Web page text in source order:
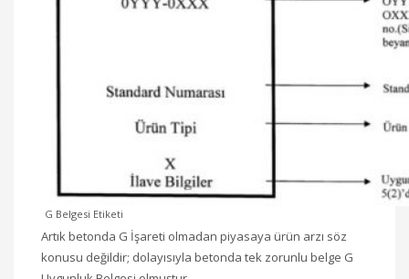
G Belgesi Etiketi
Artık betonda G İşareti olmadan piyasaya ürün arzı söz
konusu değildir; dolayısıyla betonda tek zorunlu belge G